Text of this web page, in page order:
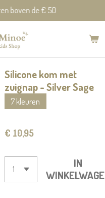
boven de € 50
Silicone kom met
zuignap - Silver Sage
7 kleuren
€ 10,95
IN